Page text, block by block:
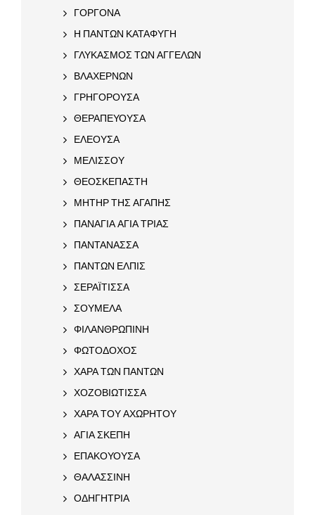
ΓΟΡΓΟΝΑ
Η ΠΑΝΤΩΝ ΚΑΤΑΦΥΓΗ
ΓΛΥΚΑΣΜΟΣ ΤΩΝ ΑΓΓΕΛΩΝ
ΒΛΑΧΕΡΝΩΝ
ΓΡΗΓΟΡΟΥΣΑ
ΘΕΡΑΠΕΥΟΥΣΑ
ΕΛΕΟΥΣΑ
ΜΕΛΙΣΣΟΥ
ΘΕΟΣΚΕΠΑΣΤΗ
ΜΗΤΗΡ ΤΗΣ ΑΓΑΠΗΣ
ΠΑΝΑΓΙΑ ΑΓΙΑ ΤΡΙΑΣ
ΠΑΝΤΑΝΑΣΣΑ
ΠΑΝΤΩΝ ΕΛΠΙΣ
ΣΕΡΑΪΤΙΣΣΑ
ΣΟΥΜΕΛΑ
ΦΙΛΑΝΘΡΩΠΙΝΗ
ΦΩΤΟΔΟΧΟΣ
ΧΑΡΑ ΤΩΝ ΠΑΝΤΩΝ
ΧΟΖΟΒΙΩΤΙΣΣΑ
ΧΑΡΑ ΤΟΥ ΑΧΩΡΗΤΟΥ
ΑΓΙΑ ΣΚΕΠΗ
ΕΠΑΚΟΥΟΥΣΑ
ΘΑΛΑΣΣΙΝΗ
ΟΔΗΓΗΤΡΙΑ